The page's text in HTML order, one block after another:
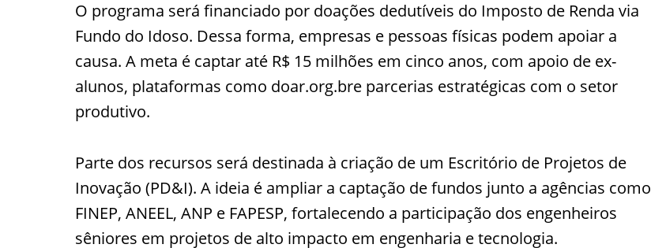
O programa será financiado por doações dedutíveis do Imposto de Renda via
Fundo do Idoso. Dessa forma, empresas e pessoas físicas podem apoiar a
causa. A meta é captar até R$ 15 milhões em cinco anos, com apoio de ex-
alunos, plataformas como doar.org.bre parcerias estratégicas com o setor
produtivo.
Parte dos recursos será destinada à criação de um Escritório de Projetos de
Inovação (PD&I). A ideia é ampliar a captação de fundos junto a agências como
FINEP, ANEEL, ANP e FAPESP, fortalecendo a participação dos engenheiros
sêniores em projetos de alto impacto em engenharia e tecnologia.